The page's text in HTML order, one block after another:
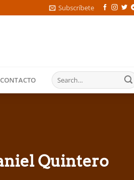
Subscríbete
CONTACTO
Quintero